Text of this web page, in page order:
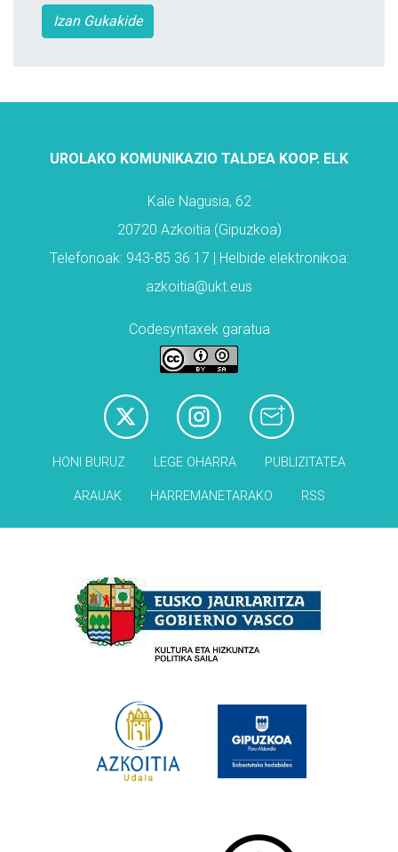
Izan Gukakide
UROLAKO KOMUNIKAZIO TALDEA KOOP. ELK
Kale Nagusia, 62
20720 Azkoitia (Gipuzkoa)
Telefonoak: 943-85 36 17 | Helbide elektronikoa:
azkoitia@ukt.eus
Codesyntaxek garatua
HONI BURUZ LEGE OHARRA PUBLIZITATEA
ARAUAK HARREMANETARAKO RSS